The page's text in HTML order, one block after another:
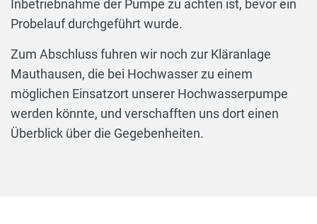
Inbetriebnahme der Pumpe zu achten ist, bevor ein
Probelauf durchgeführt wurde.
Zum Abschluss fuhren wir noch zur Kläranlage
Mauthausen, die bei Hochwasser zu einem
möglichen Einsatzort unserer Hochwasserpumpe
werden könnte, und verschafften uns dort einen
Überblick über die Gegebenheiten.